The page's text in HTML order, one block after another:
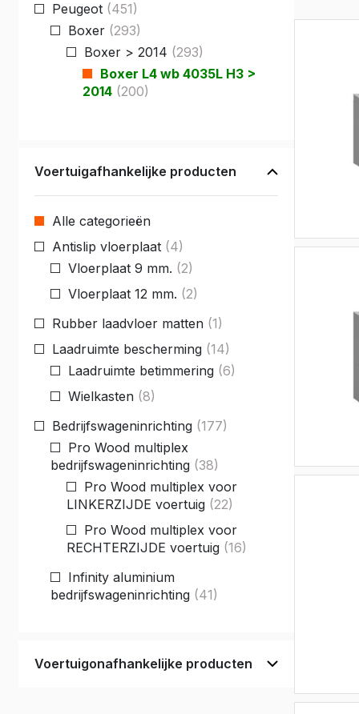
Fiat
Doblo
Scudo
e Scudo
Ducato
eSuper
PV5
eTGE
Combo
Vivaro
Movano
Peugeot (451)
Boxer (293)
Boxer > 2014 (293)
Boxer L4 wb 4035L H3 >
2014 (200)
Voertuigafhankelijke producten
Alle categorieën
Antislip vloerplaat (4)
Vloerplaat 9 mm. (2)
Vloerplaat 12 mm. (2)
Rubber laadvloer matten (1)
Laadruimte bescherming (14)
Laadruimte betimmering (6)
Wielkasten (8)
Bedrijfswageninrichting (177)
Pro Wood multiplex
bedrijfswageninrichting (38)
Pro Wood multiplex voor
LINKERZIJDE voertuig (22)
Pro Wood multiplex voor
RECHTERZIJDE voertuig (16)
Infinity aluminium
bedrijfswageninrichting (41)
voertuig (4)
Voertuigonafhankelijke producten